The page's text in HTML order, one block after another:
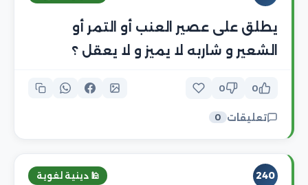
يطلق على عصير العنب أو التمر أو
الشعير و شاربه لا يميز و لا يعقل ؟
0
0
تعليقات 0
240 🕌 دينية لغوية